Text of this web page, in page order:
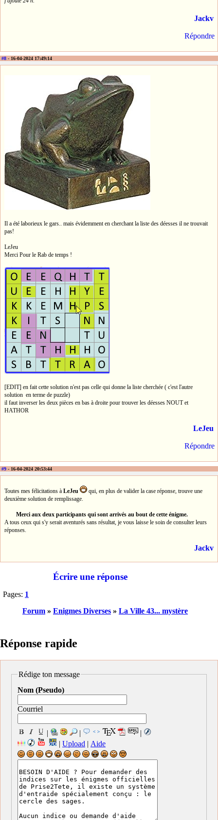
Jackv
Répondre
#8 - 16-04-2024 17:49:14
Il a été laborieux le gars.. mais évidemment en cherchant la liste des déesses il ne trouvait
pas!
LeJeu
Merci Pour le Rab de temps !
[EDIT] en fait cette solution n'est pas celle qui donne la liste cherchée ( c'est l'autre
solution en terme de puzzle)
il faut inverser les deux pièces en bas à droite pour trouver les déesses NOUT et
HATHOR
LeJeu
Répondre
#9 - 16-04-2024 20:53:44
Toutes mes félicitations à LeJeu
qui, en plus de valider la case réponse, trouve une
deuxième solution de remplissage.
Merci aux deux participants qui sont arrivés au bout de cette énigme.
A tous ceux qui s'y serait aventurés sans résultat, je vous laisse le soin de consulter leurs
réponses.
Jackv
Écrire une réponse
Pages: 1
Forum » Enigmes Diverses » La Ville 43... mystère
Réponse rapide
Rédige ton message
Nom (Pseudo)
Courriel
| |
|
| Upload | Aide